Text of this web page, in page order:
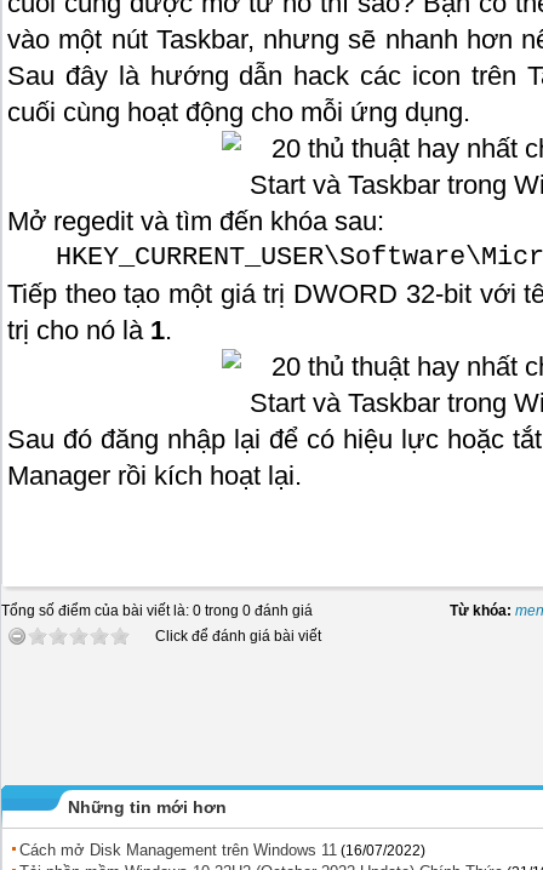
vào một nút Taskbar, nhưng sẽ nhanh hơn
Sau đây là hướng dẫn hack các icon trên
cuối cùng hoạt động cho mỗi ứng dụng.
Mở regedit và tìm đến khóa sau:
Tiếp theo tạo một giá trị DWORD 32-bit với
trị cho nó là 1.
Sau đó đăng nhập lại để có hiệu lực hoặc tắt
Manager rồi kích hoạt lại.
Tổng số điểm của bài viết là: 0 trong 0 đánh giá
Click để đánh giá bài viết
Từ khóa:
Những tin mới hơn
Cách mở Disk Management trên Windows 11 (16/07/2022)